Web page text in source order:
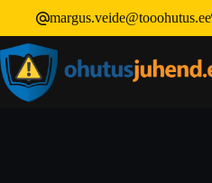
margus.veide@tooohutus.ee